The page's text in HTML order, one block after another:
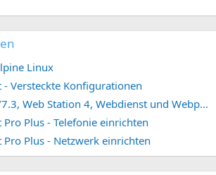
Linux
- Versteckte Konfigurationen
Synology DSM 7.2/7.3, Web Station 4, Webdienst und Webportal erstellen (ehemals vHost)
Plus - Telefonie einrichten
Pro Plus - Netzwerk einrichten